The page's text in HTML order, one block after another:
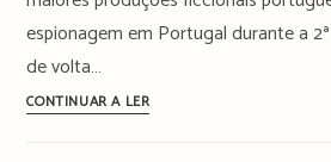
está
volta
espionagem em Portugal durante a
de volta…
CONTINUAR A LERDepois